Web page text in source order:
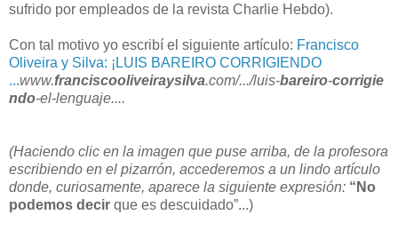
sufrido por empleados de la revista Charlie Hebdo).
Con tal motivo yo escribí el siguiente artículo: Francisco
Oliveira y Silva: ¡LUIS BAREIRO CORRIGIENDO
...www.franciscooliveiraysilva.com/.../luis-bareiro-corrigie
ndo-el-lenguaje....
(Haciendo clic en la imagen que puse arriba, de la profesora
escribiendo en el pizarrón, accederemos a un lindo artículo
donde, curiosamente, aparece la siguiente expresión: “No
podemos decir que es descuidado”...)